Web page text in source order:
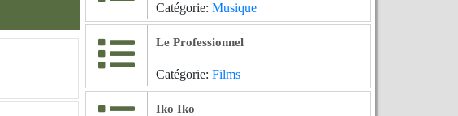
Catégorie: Musique
Le Professionnel
Catégorie: Films
Iko Iko